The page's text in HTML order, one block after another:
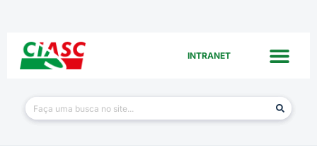
INTRANET